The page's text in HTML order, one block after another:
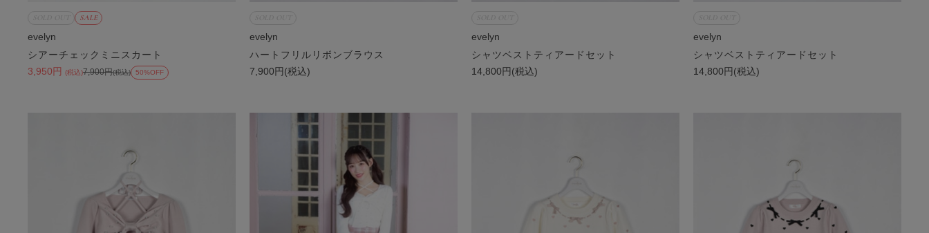
SALE
evelyn
シアーチェックミニスカート
3,950円
(税込)7,900円(税込) 50%OFF
evelyn
ハートフリルリボンブラウス
7,900円(税込)
evelyn
シャツベストティアードセット
14,800円(税込)
evelyn
シャツベストティアードセット
14,800円(税込)